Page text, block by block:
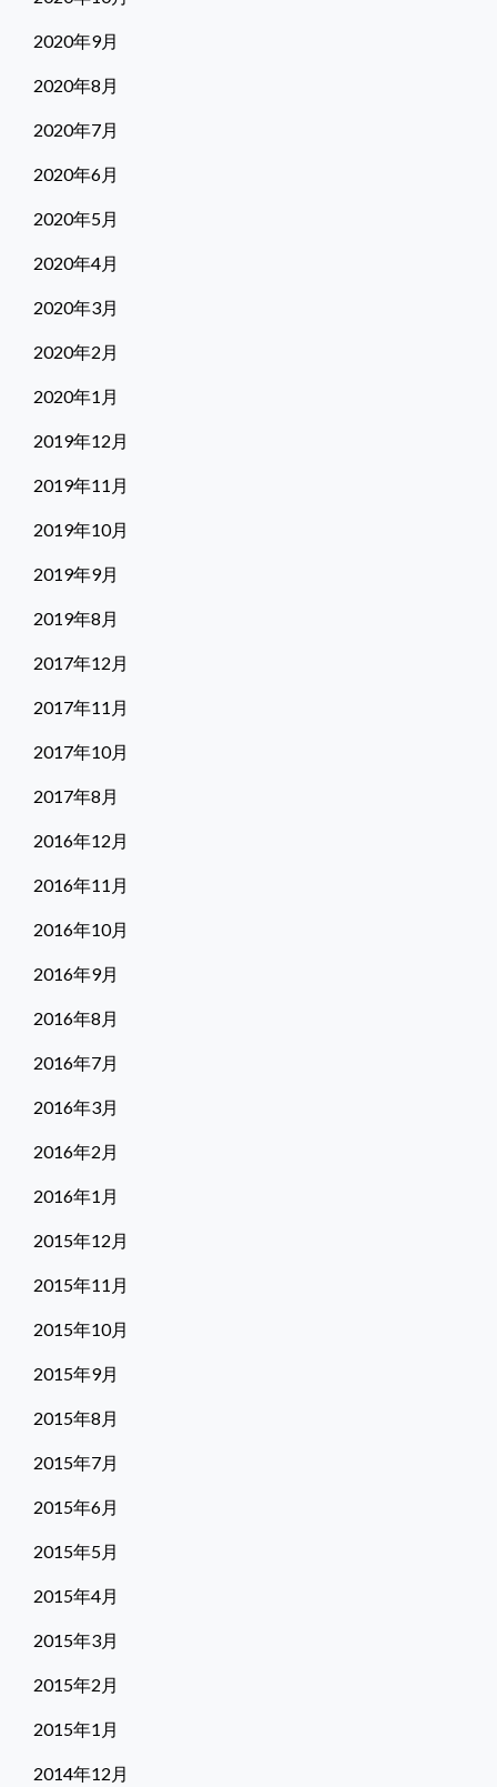
2020年9月
2020年8月
2020年7月
2020年6月
2020年5月
2020年4月
2020年3月
2020年2月
2020年1月
2019年12月
2019年11月
2019年10月
2019年9月
2019年8月
2017年12月
2017年11月
2017年10月
2017年8月
2016年12月
2016年11月
2016年10月
2016年9月
2016年8月
2016年7月
2016年3月
2016年2月
2016年1月
2015年12月
2015年11月
2015年10月
2015年9月
2015年8月
2015年7月
2015年6月
2015年5月
2015年4月
2015年3月
2015年2月
2015年1月
2014年12月